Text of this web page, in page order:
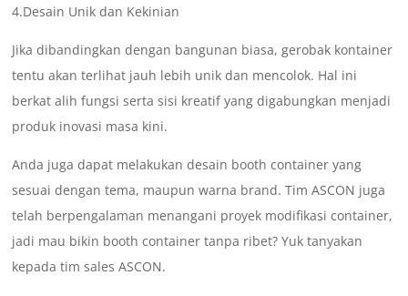
4.Desain Unik dan Kekinian
Jika dibandingkan dengan bangunan biasa, gerobak kontainer
tentu akan terlihat jauh lebih unik dan mencolok. Hal ini
berkat alih fungsi serta sisi kreatif yang digabungkan menjadi
produk inovasi masa kini.
Anda juga dapat melakukan desain booth container yang
sesuai dengan tema, maupun warna brand. Tim ASCON juga
telah berpengalaman menangani proyek modifikasi container,
jadi mau bikin booth container tanpa ribet? Yuk tanyakan
kepada tim sales ASCON.